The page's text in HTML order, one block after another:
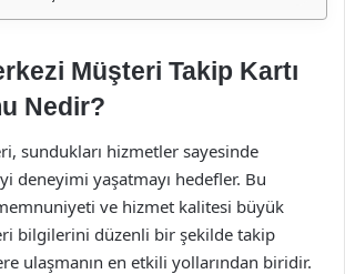
Müşteri Takip Kartı
Nedir?
sundukları hizmetler sayesinde
deneyimi yaşatmayı hedefler. Bu
ve hizmet kalitesi büyük
bilgilerini düzenli bir şekilde takip
ulaşmanın en etkili yollarından biridir.